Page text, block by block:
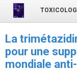
La
pour une
mondiale